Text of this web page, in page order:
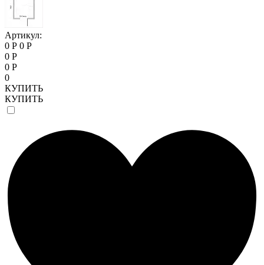
Артикул:
0 Р 0 Р
0 Р
0 Р
0
КУПИТЬ
КУПИТЬ